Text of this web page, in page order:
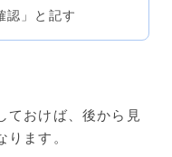
認」と記す
ておけば、後から見
ます。